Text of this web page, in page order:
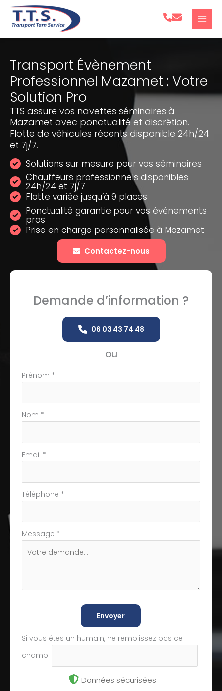
Aller
Transport Évènement
Professionnel Mazamet : Votre
Solution Pro
TTS assure vos navettes séminaires à
Mazamet avec ponctualité et discrétion.
Flotte de véhicules récents disponible 24h/24
et 7j/7.
Solutions sur mesure pour vos séminaires
Chauffeurs professionnels disponibles
24h/24 et 7j/7
Flotte variée jusqu’à 9 places
Ponctualité garantie pour vos événements
pros
Prise en charge personnalisée à Mazamet
Contactez-nous
Demande d’information ?
06 03 43 74 48
ou
Formulaire
téléphone
Prénom *
Nom *
Email *
Téléphone *
Message *
Envoyer
Si vous êtes un humain, ne remplissez pas ce
champ.
Données sécurisées